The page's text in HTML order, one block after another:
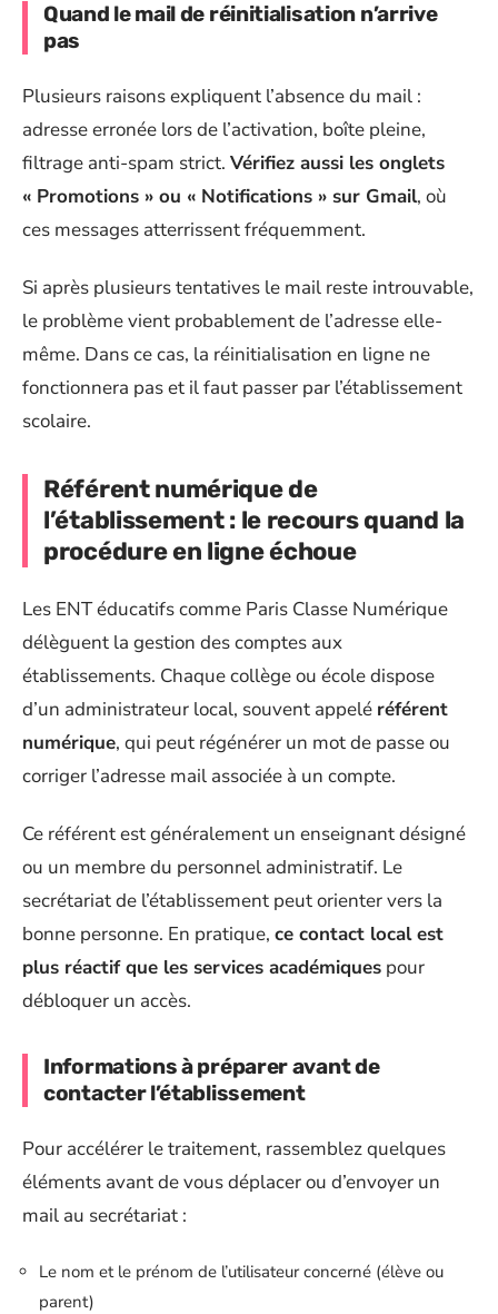
Quand le mail de réinitialisation n’arrive
pas
Plusieurs raisons expliquent l’absence du mail :
adresse erronée lors de l’activation, boîte pleine,
filtrage anti-spam strict. Vérifiez aussi les onglets
« Promotions » ou « Notifications » sur Gmail, où
ces messages atterrissent fréquemment.
Si après plusieurs tentatives le mail reste introuvable,
le problème vient probablement de l’adresse elle-
même. Dans ce cas, la réinitialisation en ligne ne
fonctionnera pas et il faut passer par l’établissement
scolaire.
Référent numérique de
l’établissement : le recours quand la
procédure en ligne échoue
Les ENT éducatifs comme Paris Classe Numérique
délèguent la gestion des comptes aux
établissements. Chaque collège ou école dispose
d’un administrateur local, souvent appelé référent
numérique, qui peut régénérer un mot de passe ou
corriger l’adresse mail associée à un compte.
Ce référent est généralement un enseignant désigné
ou un membre du personnel administratif. Le
secrétariat de l’établissement peut orienter vers la
bonne personne. En pratique, ce contact local est
plus réactif que les services académiques pour
débloquer un accès.
Informations à préparer avant de
contacter l’établissement
Pour accélérer le traitement, rassemblez quelques
éléments avant de vous déplacer ou d’envoyer un
mail au secrétariat :
Le nom et le prénom de l’utilisateur concerné (élève ou
parent)